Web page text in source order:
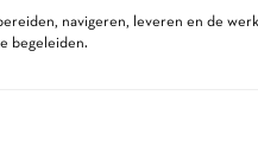
navigeren, leveren en de
begeleiden.